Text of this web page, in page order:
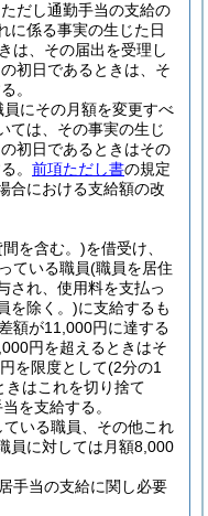
ただし通勤手当の支給の
に係る事実の生じた日
は、その届出を受理し
初日であるときは、そ
。
にその月額を変更すべ
ては、その事実の生じ
初日であるときはその
。 前項ただし書の規定
合における支給額の改
を含む。)を借受け、
ている職員(職員を居住
され、使用料を支払っ
を除く。)に支給するも
額が11,000円に達する
円を超えるときはそ
を限度として(2分の1
はこれを切り捨て
を支給する。
いる職員、その他これ
員に対しては月額8,000
手当の支給に関し必要